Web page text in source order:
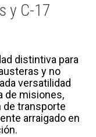
y C-17
distintiva para
y no
versatilidad
de misiones,
de transporte
arraigado en